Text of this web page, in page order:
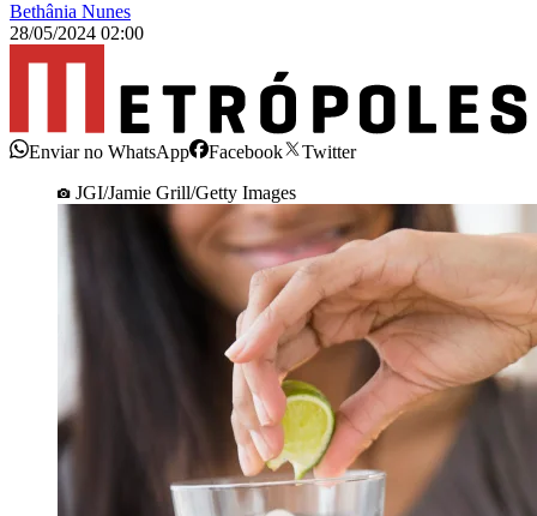
Bethânia Nunes
28/05/2024 02:00
Enviar no WhatsApp Facebook
Twitter
JGI/Jamie Grill/Getty Images